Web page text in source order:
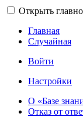
Открыть
Главная
Случайная
Войти
Настройки
О «Базе
Отказ от